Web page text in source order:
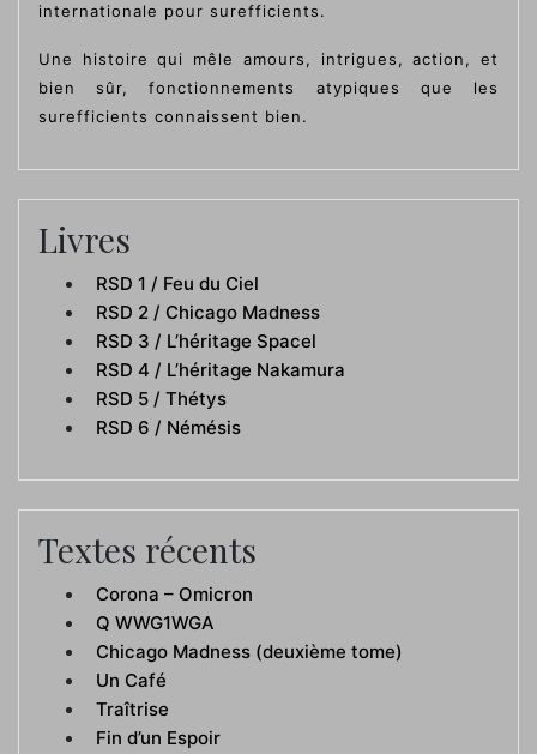
internationale pour surefficients.
Une histoire qui mêle amours, intrigues, action, et
bien sûr, fonctionnements atypiques que les
surefficients connaissent bien.
Livres
RSD 1 / Feu du Ciel
RSD 2 / Chicago Madness
RSD 3 / L’héritage Spacel
RSD 4 / L’héritage Nakamura
RSD 5 / Thétys
RSD 6 / Némésis
Textes récents
Corona – Omicron
Q WWG1WGA
Chicago Madness (deuxième tome)
Un Café
Traîtrise
Fin d’un Espoir